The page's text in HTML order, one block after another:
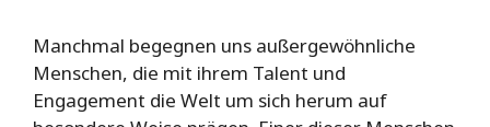
Manchmal begegnen uns außergewöhnliche
Menschen, die mit ihrem Talent und
Engagement die Welt um sich herum auf